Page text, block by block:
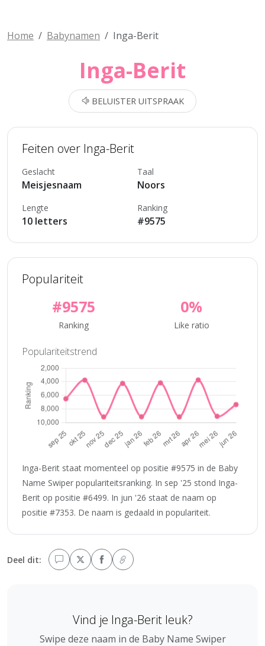
Home Babynamen Inga-Berit
Inga-Berit
BELUISTER UITSPRAAK
Feiten over Inga-Berit
Geslacht
Meisjesnaam
Taal
Noors
Lengte
10 letters
Ranking
#9575
Populariteit
#9575
Ranking
0%
Like ratio
Populariteitstrend
Inga-Berit staat momenteel op positie #9575 in de Baby
Name Swiper populariteitsranking. In sep '25 stond Inga-
Berit op positie #6499. In jun '26 staat de naam op
positie #7353. De naam is gedaald in populariteit.
Deel dit:
Vind je Inga-Berit leuk?
Swipe deze naam in de Baby Name Swiper